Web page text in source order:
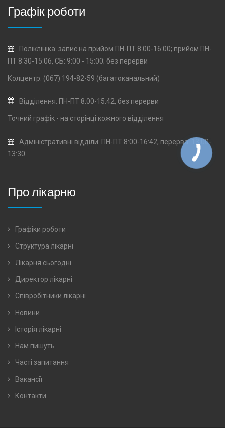
Графік роботи
Поліклініка: запис на прийом ПН-ПТ 8:00-16:00; прийом ПН-
ПТ 8:30-15:06, СБ: 9:00 - 15:00; без перерви
Колцентр: (067) 194-82-59 (багатоканальний)
Відділення: ПН-ПТ 8:00-15:42, без перерви
Точний графік - на сторінці кожного відділення
Адміністративні відділи: ПН-ПТ 8:00-16:42, перерва: 13:00-
13:30
Про лікарню
Графіки роботи
Структура лікарні
Лікарня сьогодні
Директор лікарні
Співробітники лікарні
Новини
Історія лікарні
Нам пишуть
Часті запитання
Вакансії
Контакти